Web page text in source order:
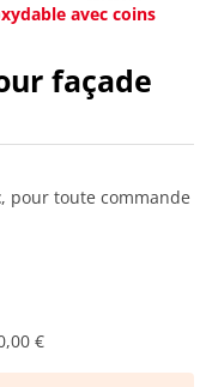
avec coins
façade
, pour toute commande
€